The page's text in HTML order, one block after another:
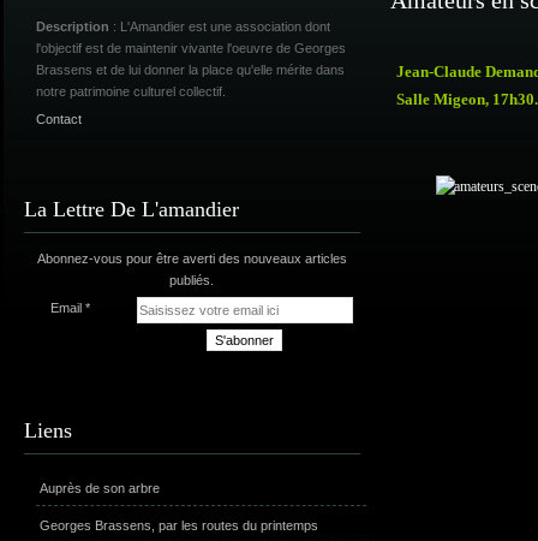
Description : L'Amandier est une association dont
l'objectif est de maintenir vivante l'oeuvre de Georges
Brassens et de lui donner la place qu'elle mérite dans
notre patrimoine culturel collectif.
Contact
La Lettre De L'amandier
Abonnez-vous pour être averti des nouveaux articles
publiés.
Email
Liens
Auprès de son arbre
Georges Brassens, par les routes du printemps
Jean-Claude
Salle Migeon, 17h30.